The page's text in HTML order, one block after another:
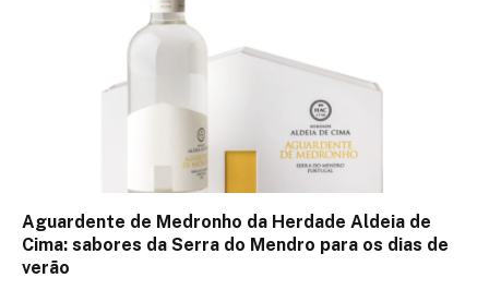
Aguardente de Medronho da Herdade Aldeia de
Cima: sabores da Serra do Mendro para os dias de
verão